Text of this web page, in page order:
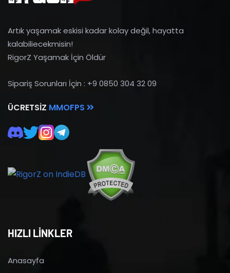
Artık yaşamak eskisi kadar kolay değil, hayatta
kalabiliecekmisin!
RigorZ Yaşamak İçin Öldür
Sipariş Sorunları İçin : +9 0850 304 32 09
ÜCRETSIZ MMOFPS
HIZLI LİNKLER
Anasayfa